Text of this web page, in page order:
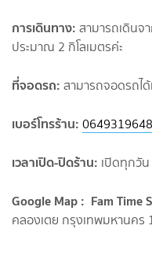
การเดินทาง: สามารถเดินจ
ประมาณ 2 กิโลเมตรค่ะ
ที่จอดรถ: สามารถจอดรถไ
เบอร์โทรร้าน: 0649319648
เวลาเปิด-ปิดร้าน: เปิดทุกวั
Google Map : Fam Time
คลองเตย กรุงเทพมหานคร